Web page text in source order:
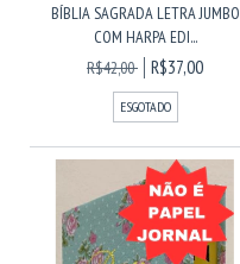
BÍBLIA SAGRADA LETRA JUMBO
COM HARPA EDI...
R$42,00
R$37,00
ESGOTADO